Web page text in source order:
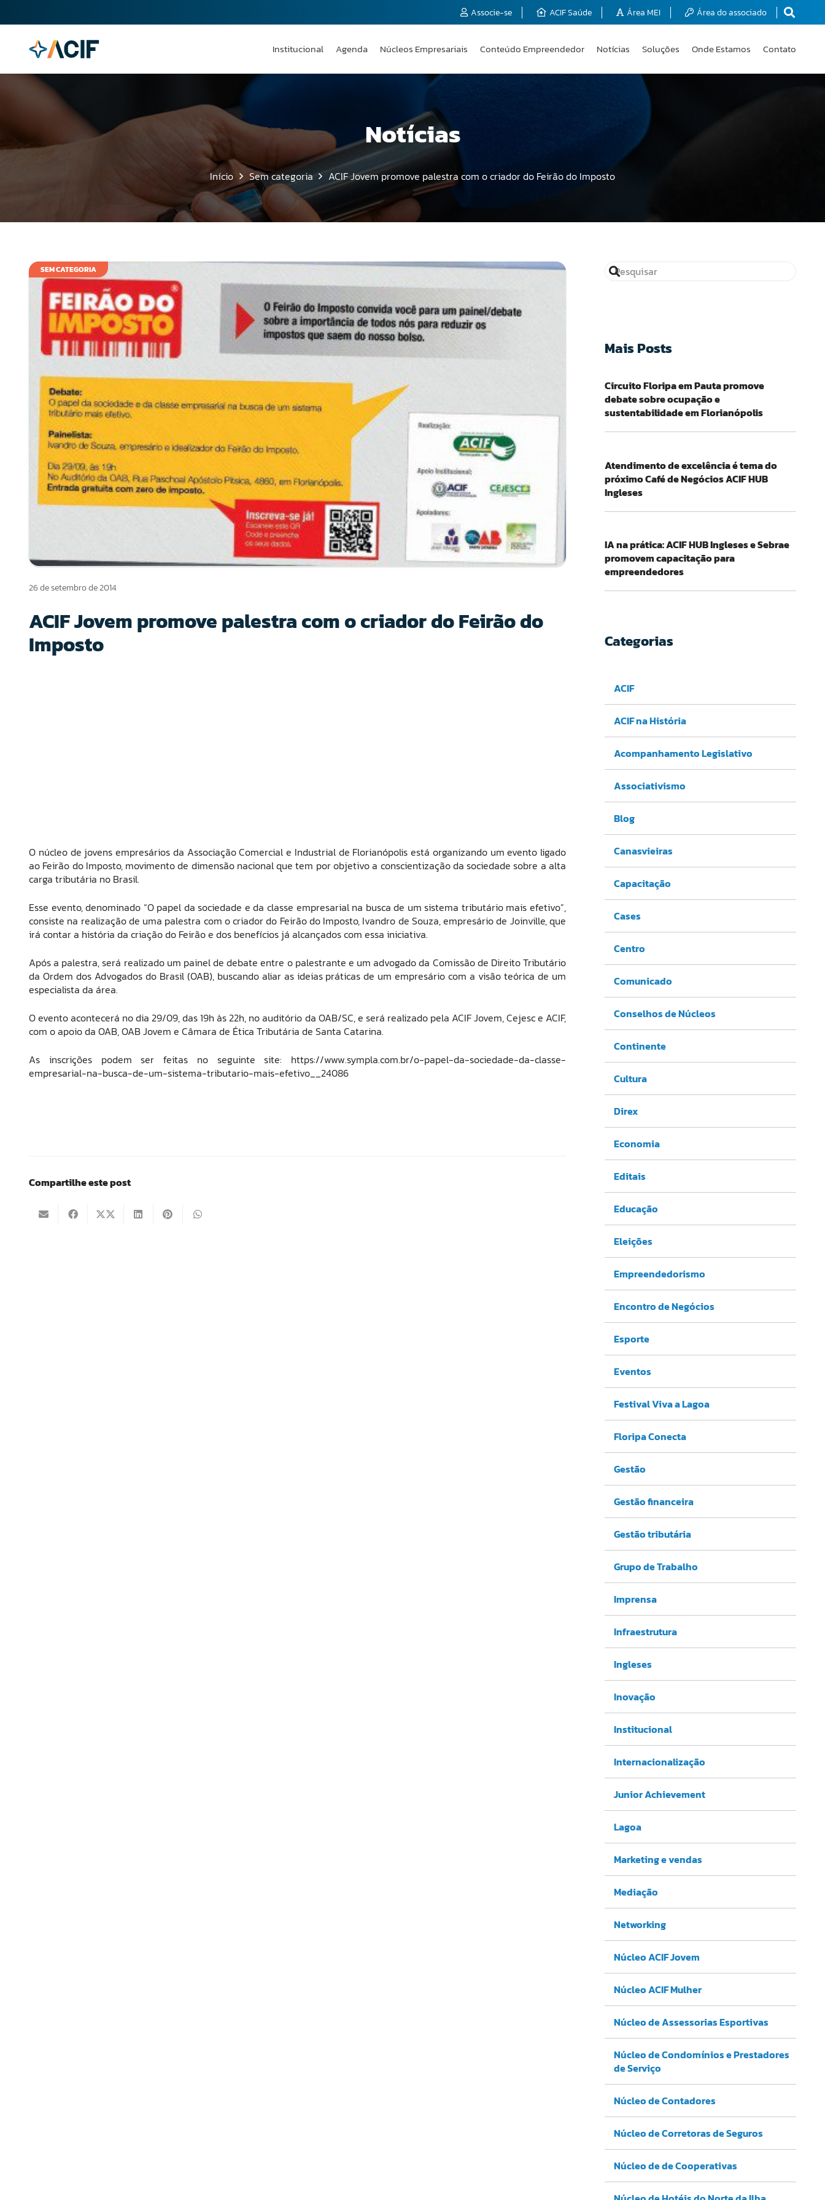
Associe-se ACIF Saúde Área MEI Área do associado
Institucional Agenda Núcleos Empresariais Conteúdo Empreendedor Notícias Soluções Onde Estamos Contato
Notícias
Início Sem categoria ACIF Jovem promove palestra com o criador do Feirão do Imposto
SEM CATEGORIA
26 de setembro de 2014
ACIF Jovem promove palestra com o criador do Feirão do
Imposto
O núcleo de jovens empresários da Associação Comercial e Industrial de Florianópolis está organizando um evento ligado
ao Feirão do Imposto, movimento de dimensão nacional que tem por objetivo a conscientização da sociedade sobre a alta
carga tributária no Brasil.
Esse evento, denominado “O papel da sociedade e da classe empresarial na busca de um sistema tributário mais efetivo”,
consiste na realização de uma palestra com o criador do Feirão do Imposto, Ivandro de Souza, empresário de Joinville, que
irá contar a história da criação do Feirão e dos benefícios já alcançados com essa iniciativa.
Após a palestra, será realizado um painel de debate entre o palestrante e um advogado da Comissão de Direito Tributário
da Ordem dos Advogados do Brasil (OAB), buscando aliar as ideias práticas de um empresário com a visão teórica de um
especialista da área.
O evento acontecerá no dia 29/09, das 19h às 22h, no auditório da OAB/SC, e será realizado pela ACIF Jovem, Cejesc e ACIF,
com o apoio da OAB, OAB Jovem e Câmara de Ética Tributária de Santa Catarina.
As inscrições podem ser feitas no seguinte site: https://www.sympla.com.br/o-papel-da-sociedade-da-classe-
empresarial-na-busca-de-um-sistema-tributario-mais-efetivo__24086
Compartilhe este post
Mais Posts
Circuito Floripa em Pauta promove
debate sobre ocupação e
sustentabilidade em Florianópolis
Atendimento de excelência é tema do
próximo Café de Negócios ACIF HUB
Ingleses
IA na prática: ACIF HUB Ingleses e Sebrae
promovem capacitação para
empreendedores
Categorias
ACIF
ACIF na História
Acompanhamento Legislativo
Associativismo
Blog
Canasvieiras
Capacitação
Cases
Centro
Comunicado
Conselhos de Núcleos
Continente
Cultura
Direx
Economia
Editais
Educação
Eleições
Empreendedorismo
Encontro de Negócios
Esporte
Eventos
Festival Viva a Lagoa
Floripa Conecta
Gestão
Gestão financeira
Gestão tributária
Grupo de Trabalho
Imprensa
Infraestrutura
Ingleses
Inovação
Institucional
Internacionalização
Junior Achievement
Lagoa
Marketing e vendas
Mediação
Networking
Núcleo ACIF Jovem
Núcleo ACIF Mulher
Núcleo de Assessorias Esportivas
Núcleo de Condomínios e Prestadores
de Serviço
Núcleo de Contadores
Núcleo de Corretoras de Seguros
Núcleo de de Cooperativas